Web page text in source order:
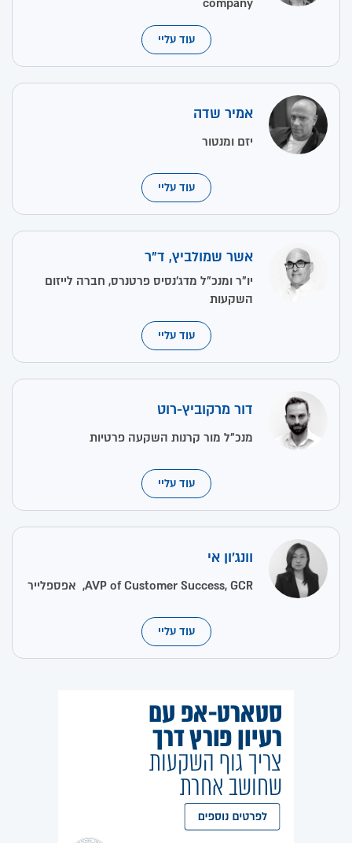
עוד עליי
אמיר שדה
יזם ומנטור
עוד עליי
אשר שמולביץ, ד"ר
יו"ר ומנכ"ל מדג'נסיס פרטנרס, חברה לייזום
השקעות
עוד עליי
דור מרקוביץ-רוט
מנכ"ל מור קרנות השקעה פרטיות
עוד עליי
וונג'ון אי
AVP of Customer Success, GCR, אפספלייר
עוד עליי